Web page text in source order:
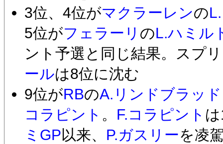
3位、4位がマクラーレンの
5位がフェラーリ のL.ハミル
ント予選と同じ結果。スプ
ールは8位に沈む
9位がRBのA.リンドブラッド
コラピント 。 F.コラピント
ミGP以来、 P.ガスリーを凌